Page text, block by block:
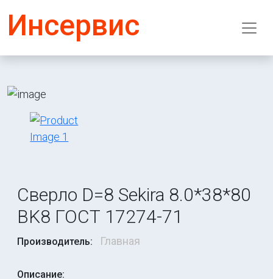
Инсервис
Сверло D=8 Sekira 8.0*38*80
BK8 ГОСТ 17274-71
Производитель: Главная
Описание: